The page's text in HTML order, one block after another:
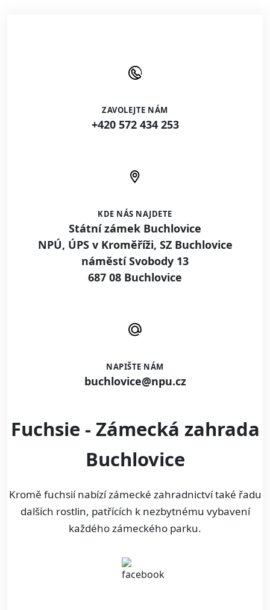
ZAVOLEJTE NÁM
+420 572 434 253
KDE NÁS NAJDETE
Státní zámek Buchlovice
NPÚ, ÚPS v Kroměříži, SZ Buchlovice
náměstí Svobody 13
687 08 Buchlovice
NAPIŠTE NÁM
buchlovice@npu.cz
Fuchsie - Zámecká zahrada
Buchlovice
Kromě fuchsií nabízí zámecké zahradnictví také řadu
dalších rostlin, patřících k nezbytnému vybavení
každého zámeckého parku.